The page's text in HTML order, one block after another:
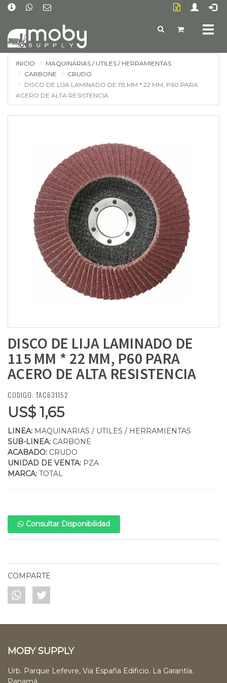
INICIO
MAQUINARIAS / UTILES / HERRAMIENTAS
CARBONE
CRUDO
DISCO DE LIJA LAMINADO DE 115 MM * 22 MM, P60 PARA
ACERO DE ALTA RESISTENCIA
DISCO DE LIJA LAMINADO DE
115 MM * 22 MM, P60 PARA
ACERO DE ALTA RESISTENCIA
CODIGO: TAC631152
US$ 1,65
LINEA: MAQUINARIAS / UTILES / HERRAMIENTAS
SUB-LINEA: CARBONE
ACABADO: CRUDO
UNIDAD DE VENTA: PZA
MARCA: TOTAL
Consultar Disponibilidad
COMPARTE
MOBY SUPPLY
Urb. Parque Lefevre, Via España Edificio. La Garantía.